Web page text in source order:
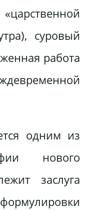
суровый
работа
одним из
нового
заслуга